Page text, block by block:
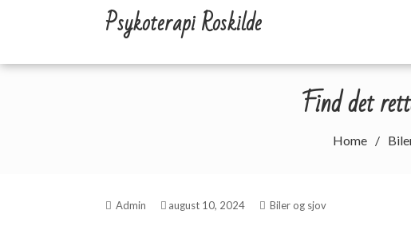
Psykoterapi Roskilde
Find det
Home
Admin august 10, 2024 Biler og sjov